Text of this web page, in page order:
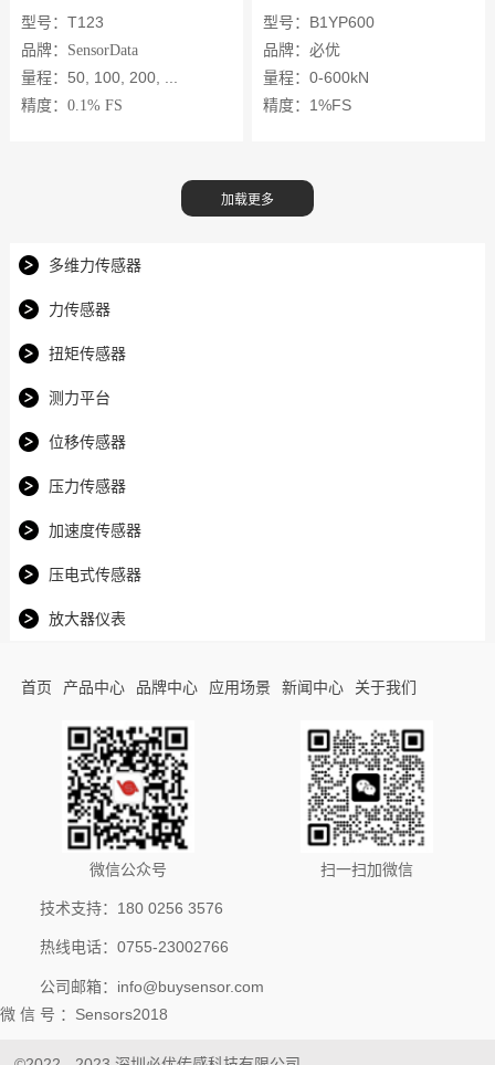
型号：T123
品牌： SensorData
量程：50, 100, 200, ...
精度： 0.1% FS
型号：B1YP600
品牌：必优
量程：0-600kN
精度：1%FS
多维力传感器
力传感器
扭矩传感器
测力平台
位移传感器
压力传感器
加速度传感器
压电式传感器
放大器仪表
首页 产品中心 品牌中心 应用场景 新闻中心 关于我们
微信公众号 扫一扫加微信
技术支持：180 0256 3576
热线电话：0755-23002766
公司邮箱：info@buysensor.com
微 信 号 ：Sensors2018